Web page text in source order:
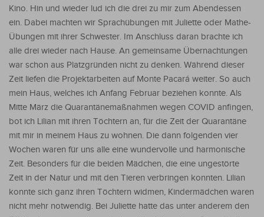
Kino. Hin und wieder lud ich die drei zu mir zum Abendessen
ein. Dabei machten wir Sprachübungen mit Juliette oder Mathe-
Übungen mit ihrer Schwester. Im Anschluss daran brachte ich
alle drei wieder nach Hause. An gemeinsame Übernachtungen
war schon aus Platzgründen nicht zu denken. Während dieser
Zeit liefen die Projektarbeiten auf Monte Pacará weiter. So auch
mein Haus, welches ich Anfang Februar beziehen konnte. Als
Mitte März die Quarantänemaßnahmen wegen COVID anfingen,
bot ich Lilian mit ihren Töchtern an, für die Zeit der Quarantäne
mit mir in meinem Haus zu wohnen. Die dann folgenden vier
Wochen waren für uns alle eine wundervolle und harmonische
Zeit. Besonders für die beiden Mädchen, die eine ungestörte
Zeit in der Natur und mit den Tieren verbringen konnten. Lilian
konnte sich ganz ihren Töchtern widmen, Kindermädchen waren
nicht mehr notwendig. Bei Juliette hatte das unter anderem den